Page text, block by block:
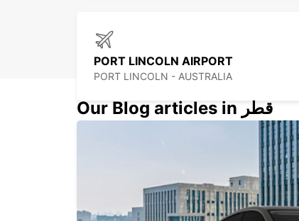
PORT LINCOLN AIRPORT
PORT LINCOLN - AUSTRALIA
GEELONG - AUSTRALIA
Our Blog articles in قطر